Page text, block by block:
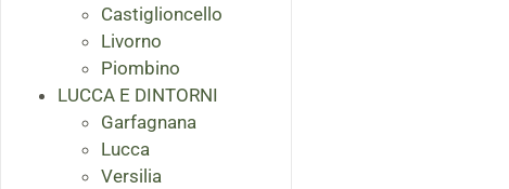
Castiglioncello
Livorno
Piombino
LUCCA E DINTORNI
Garfagnana
Lucca
Versilia